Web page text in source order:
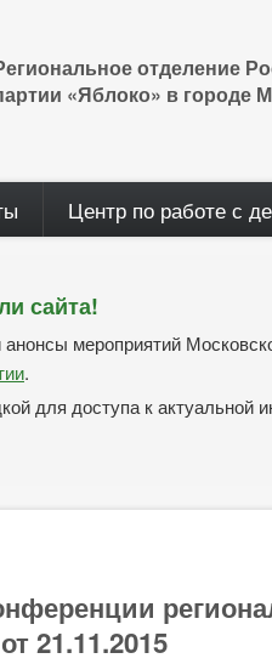
отделение
«Яблоко» в городе
Центр по работе с
сайта!
мероприятий
.
для доступа к
21.11.2015